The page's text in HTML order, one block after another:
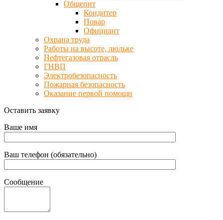
Общепит
Кондитер
Повар
Официант
Охрана труда
Работы на высоте, люльке
Нефтегазовая отрасль
ГНВП
Электробезопасность
Пожарная безопасность
Оказание первой помощи
Оставить заявку
Ваше имя
Ваш телефон (обязательно)
Сообщение